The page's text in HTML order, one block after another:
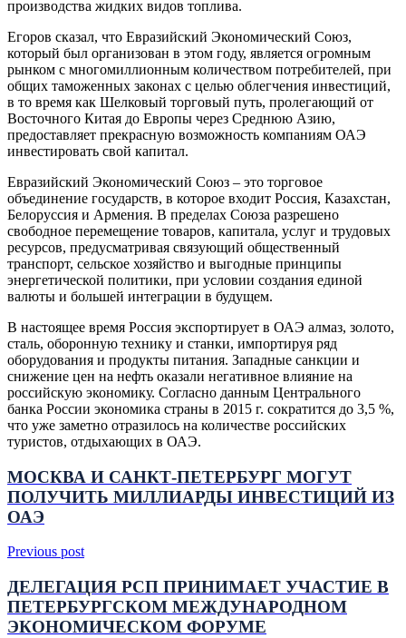
производства жидких видов топлива.
Егоров сказал, что Евразийский Экономический Союз,
который был организован в этом году, является огромным
рынком с многомиллионным количеством потребителей, при
общих таможенных законах с целью облегчения инвестиций,
в то время как Шелковый торговый путь, пролегающий от
Восточного Китая до Европы через Среднюю Азию,
предоставляет прекрасную возможность компаниям ОАЭ
инвестировать свой капитал.
Евразийский Экономический Союз – это торговое
объединение государств, в которое входит Россия, Казахстан,
Белоруссия и Армения. В пределах Союза разрешено
свободное перемещение товаров, капитала, услуг и трудовых
ресурсов, предусматривая связующий общественный
транспорт, сельское хозяйство и выгодные принципы
энергетической политики, при условии создания единой
валюты и большей интеграции в будущем.
В настоящее время Россия экспортирует в ОАЭ алмаз, золото,
сталь, оборонную технику и станки, импортируя ряд
оборудования и продукты питания. Западные санкции и
снижение цен на нефть оказали негативное влияние на
российскую экономику. Согласно данным Центрального
банка России экономика страны в 2015 г. сократится до 3,5 %,
что уже заметно отразилось на количестве российских
туристов, отдыхающих в ОАЭ.
МОСКВА И САНКТ-ПЕТЕРБУРГ МОГУТ
ПОЛУЧИТЬ МИЛЛИАРДЫ ИНВЕСТИЦИЙ ИЗ
ОАЭ
Previous post
ДЕЛЕГАЦИЯ РСП ПРИНИМАЕТ УЧАСТИЕ В
ПЕТЕРБУРГСКОМ МЕЖДУНАРОДНОМ
ЭКОНОМИЧЕСКОМ ФОРУМЕ